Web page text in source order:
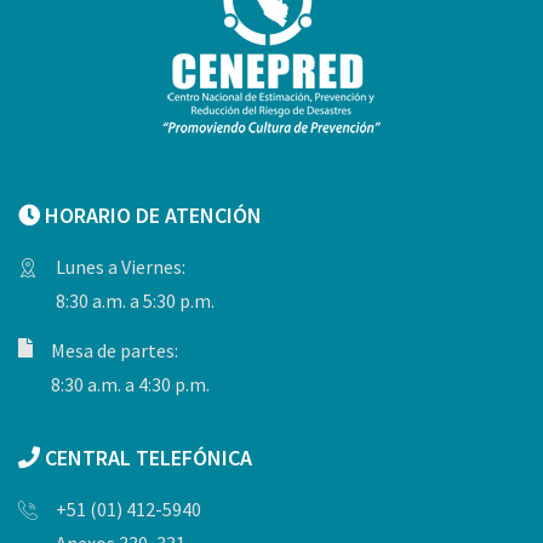
HORARIO DE ATENCIÓN
Lunes a Viernes:
8:30 a.m. a 5:30 p.m.
Mesa de partes:
8:30 a.m. a 4:30 p.m.
CENTRAL TELEFÓNICA
+51 (01) 412-5940